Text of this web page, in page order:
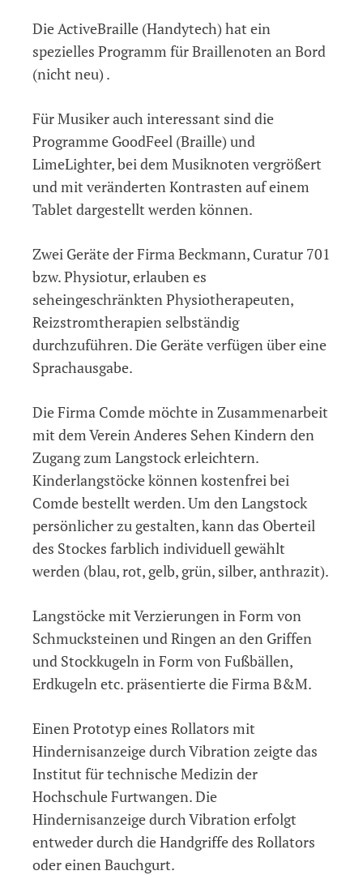
Die ActiveBraille (Handytech) hat ein
spezielles Programm für Braillenoten an Bord
(nicht neu) .
Für Musiker auch interessant sind die
Programme GoodFeel (Braille) und
LimeLighter, bei dem Musiknoten vergrößert
und mit veränderten Kontrasten auf einem
Tablet dargestellt werden können.
Zwei Geräte der Firma Beckmann, Curatur 701
bzw. Physiotur, erlauben es
seheingeschränkten Physiotherapeuten,
Reizstromtherapien selbständig
durchzuführen. Die Geräte verfügen über eine
Sprachausgabe.
Die Firma Comde möchte in Zusammenarbeit
mit dem Verein Anderes Sehen Kindern den
Zugang zum Langstock erleichtern.
Kinderlangstöcke können kostenfrei bei
Comde bestellt werden. Um den Langstock
persönlicher zu gestalten, kann das Oberteil
des Stockes farblich individuell gewählt
werden (blau, rot, gelb, grün, silber, anthrazit).
Langstöcke mit Verzierungen in Form von
Schmucksteinen und Ringen an den Griffen
und Stockkugeln in Form von Fußbällen,
Erdkugeln etc. präsentierte die Firma B&M.
Einen Prototyp eines Rollators mit
Hindernisanzeige durch Vibration zeigte das
Institut für technische Medizin der
Hochschule Furtwangen. Die
Hindernisanzeige durch Vibration erfolgt
entweder durch die Handgriffe des Rollators
oder einen Bauchgurt.